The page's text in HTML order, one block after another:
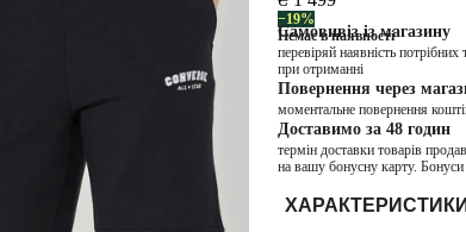
−19%
Немає в наявності
Самовивіз із магазину
перевіряй наявність
при отриманні
Повернення через
моментальне повернення
Доставимо за 48 годин
термін доставки товарів
на вашу бонусну карту.
ХАРАКТЕРИСТИКИ